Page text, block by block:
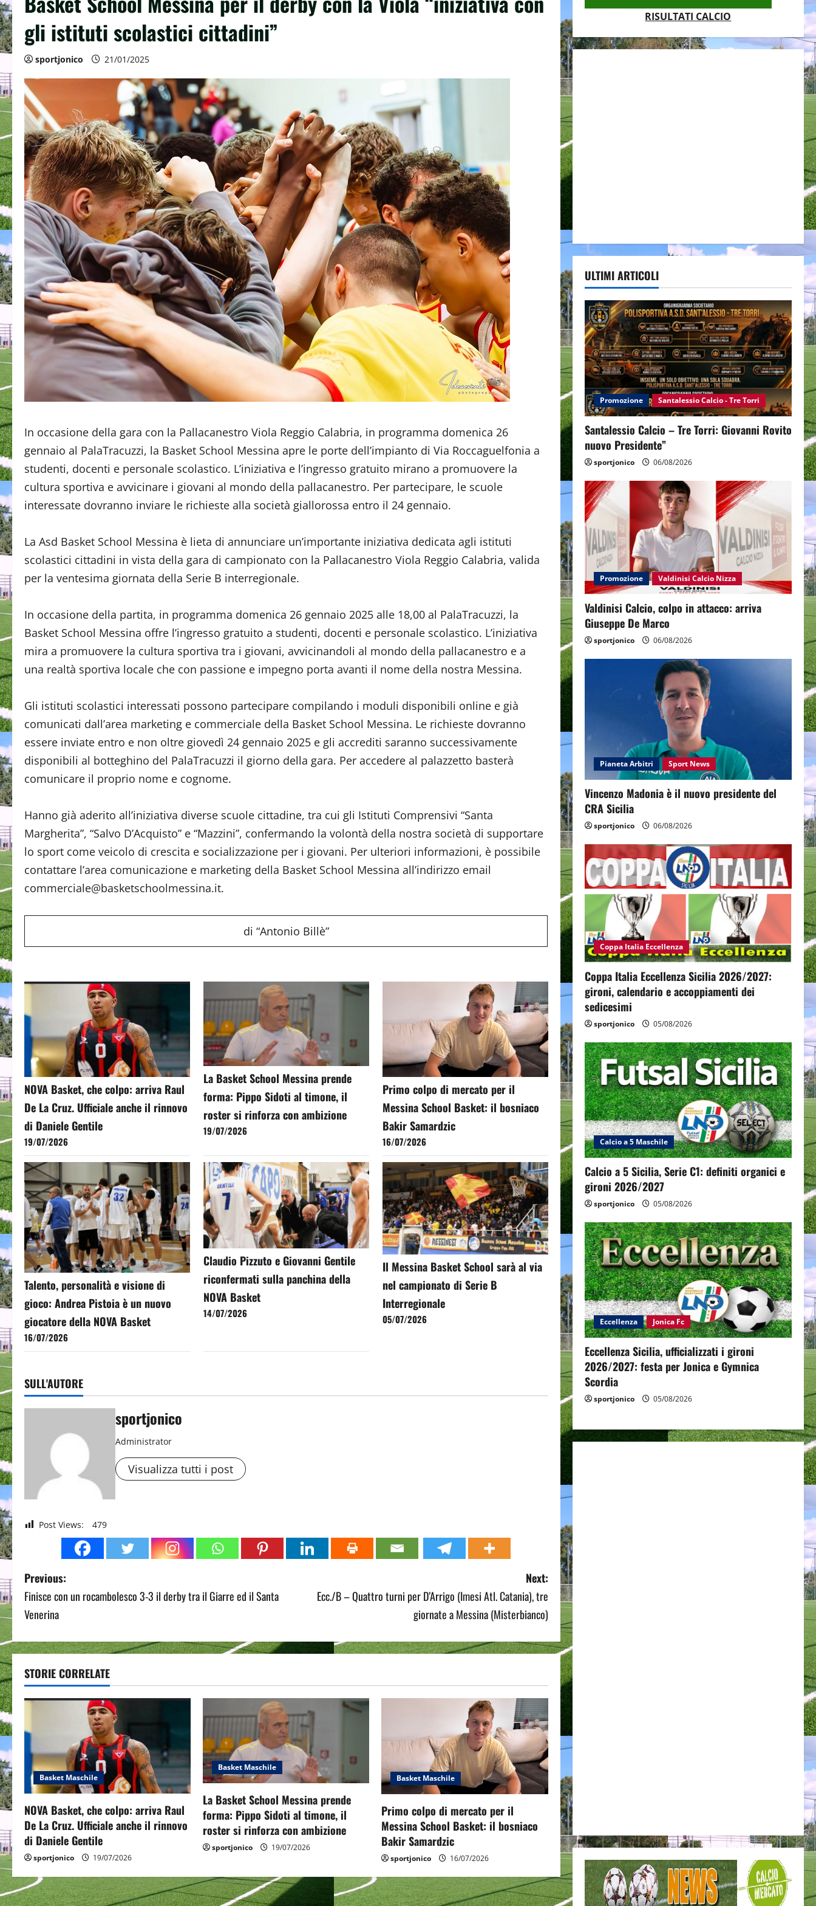
gli istituti scolastici cittadini”
sportjonico 21/01/2025
In occasione della gara con la Pallacanestro Viola Reggio Calabria, in programma domenica 26
gennaio al PalaTracuzzi, la Basket School Messina apre le porte dell’impianto di Via Roccaguelfonia a
studenti, docenti e personale scolastico. L’iniziativa e l’ingresso gratuito mirano a promuovere la
cultura sportiva e avvicinare i giovani al mondo della pallacanestro. Per partecipare, le scuole
interessate dovranno inviare le richieste alla società giallorossa entro il 24 gennaio.
La Asd Basket School Messina è lieta di annunciare un’importante iniziativa dedicata agli istituti
scolastici cittadini in vista della gara di campionato con la Pallacanestro Viola Reggio Calabria, valida
per la ventesima giornata della Serie B interregionale.
In occasione della partita, in programma domenica 26 gennaio 2025 alle 18,00 al PalaTracuzzi, la
Basket School Messina offre l’ingresso gratuito a studenti, docenti e personale scolastico. L’iniziativa
mira a promuovere la cultura sportiva tra i giovani, avvicinandoli al mondo della pallacanestro e a
una realtà sportiva locale che con passione e impegno porta avanti il nome della nostra Messina.
Gli istituti scolastici interessati possono partecipare compilando i moduli disponibili online e già
comunicati dall’area marketing e commerciale della Basket School Messina. Le richieste dovranno
essere inviate entro e non oltre giovedì 24 gennaio 2025 e gli accrediti saranno successivamente
disponibili al botteghino del PalaTracuzzi il giorno della gara. Per accedere al palazzetto basterà
comunicare il proprio nome e cognome.
Hanno già aderito all’iniziativa diverse scuole cittadine, tra cui gli Istituti Comprensivi “Santa
Margherita”, “Salvo D’Acquisto” e “Mazzini”, confermando la volontà della nostra società di supportare
lo sport come veicolo di crescita e socializzazione per i giovani. Per ulteriori informazioni, è possibile
contattare l’area comunicazione e marketing della Basket School Messina all’indirizzo email
commerciale@basketschoolmessina.it.
di “Antonio Billè”
NOVA Basket, che colpo: arriva Raul
De La Cruz. Ufficiale anche il rinnovo
di Daniele Gentile
19/07/2026
La Basket School Messina prende
forma: Pippo Sidoti al timone, il
roster si rinforza con ambizione
19/07/2026
Primo colpo di mercato per il
Messina School Basket: il bosniaco
Bakir Samardzic
16/07/2026
Talento, personalità e visione di
gioco: Andrea Pistoia è un nuovo
giocatore della NOVA Basket
16/07/2026
Claudio Pizzuto e Giovanni Gentile
riconfermati sulla panchina della
NOVA Basket
14/07/2026
Il Messina Basket School sarà al via
nel campionato di Serie B
Interregionale
05/07/2026
SULL'AUTORE
sportjonico
Administrator
Visualizza tutti i post
Post Views: 479
P
o
t
n
a
v
g
a
t
i
o
Previous:
Finisce con un rocambolesco 3-3 il derby tra il Giarre ed il Santa
Venerina
Next:
Ecc./B – Quattro turni per D’Arrigo (Imesi Atl. Catania), tre
giornate a Messina (Misterbianco)
STORIE CORRELATE
Basket Maschile
NOVA Basket, che colpo: arriva Raul
De La Cruz. Ufficiale anche il rinnovo
di Daniele Gentile
sportjonico 19/07/2026
Basket Maschile
La Basket School Messina prende
forma: Pippo Sidoti al timone, il
roster si rinforza con ambizione
sportjonico 19/07/2026
Basket Maschile
Primo colpo di mercato per il
Messina School Basket: il bosniaco
Bakir Samardzic
sportjonico 16/07/2026
RISULTATI CALCIO
ULTIMI ARTICOLI
Promozione Santalessio Calcio - Tre Torri
Santalessio Calcio – Tre Torri: Giovanni Rovito
nuovo Presidente”
sportjonico 06/08/2026
Promozione Valdinisi Calcio Nizza
Valdinisi Calcio, colpo in attacco: arriva
Giuseppe De Marco
sportjonico 06/08/2026
Pianeta Arbitri Sport News
Vincenzo Madonia è il nuovo presidente del
CRA Sicilia
sportjonico 06/08/2026
Coppa Italia Eccellenza
Coppa Italia Eccellenza Sicilia 2026/2027:
gironi, calendario e accoppiamenti dei
sedicesimi
sportjonico 05/08/2026
Calcio a 5 Maschile
Calcio a 5 Sicilia, Serie C1: definiti organici e
gironi 2026/2027
sportjonico 05/08/2026
Eccellenza Jonica Fc
Eccellenza Sicilia, ufficializzati i gironi
2026/2027: festa per Jonica e Gymnica
Scordia
sportjonico 05/08/2026